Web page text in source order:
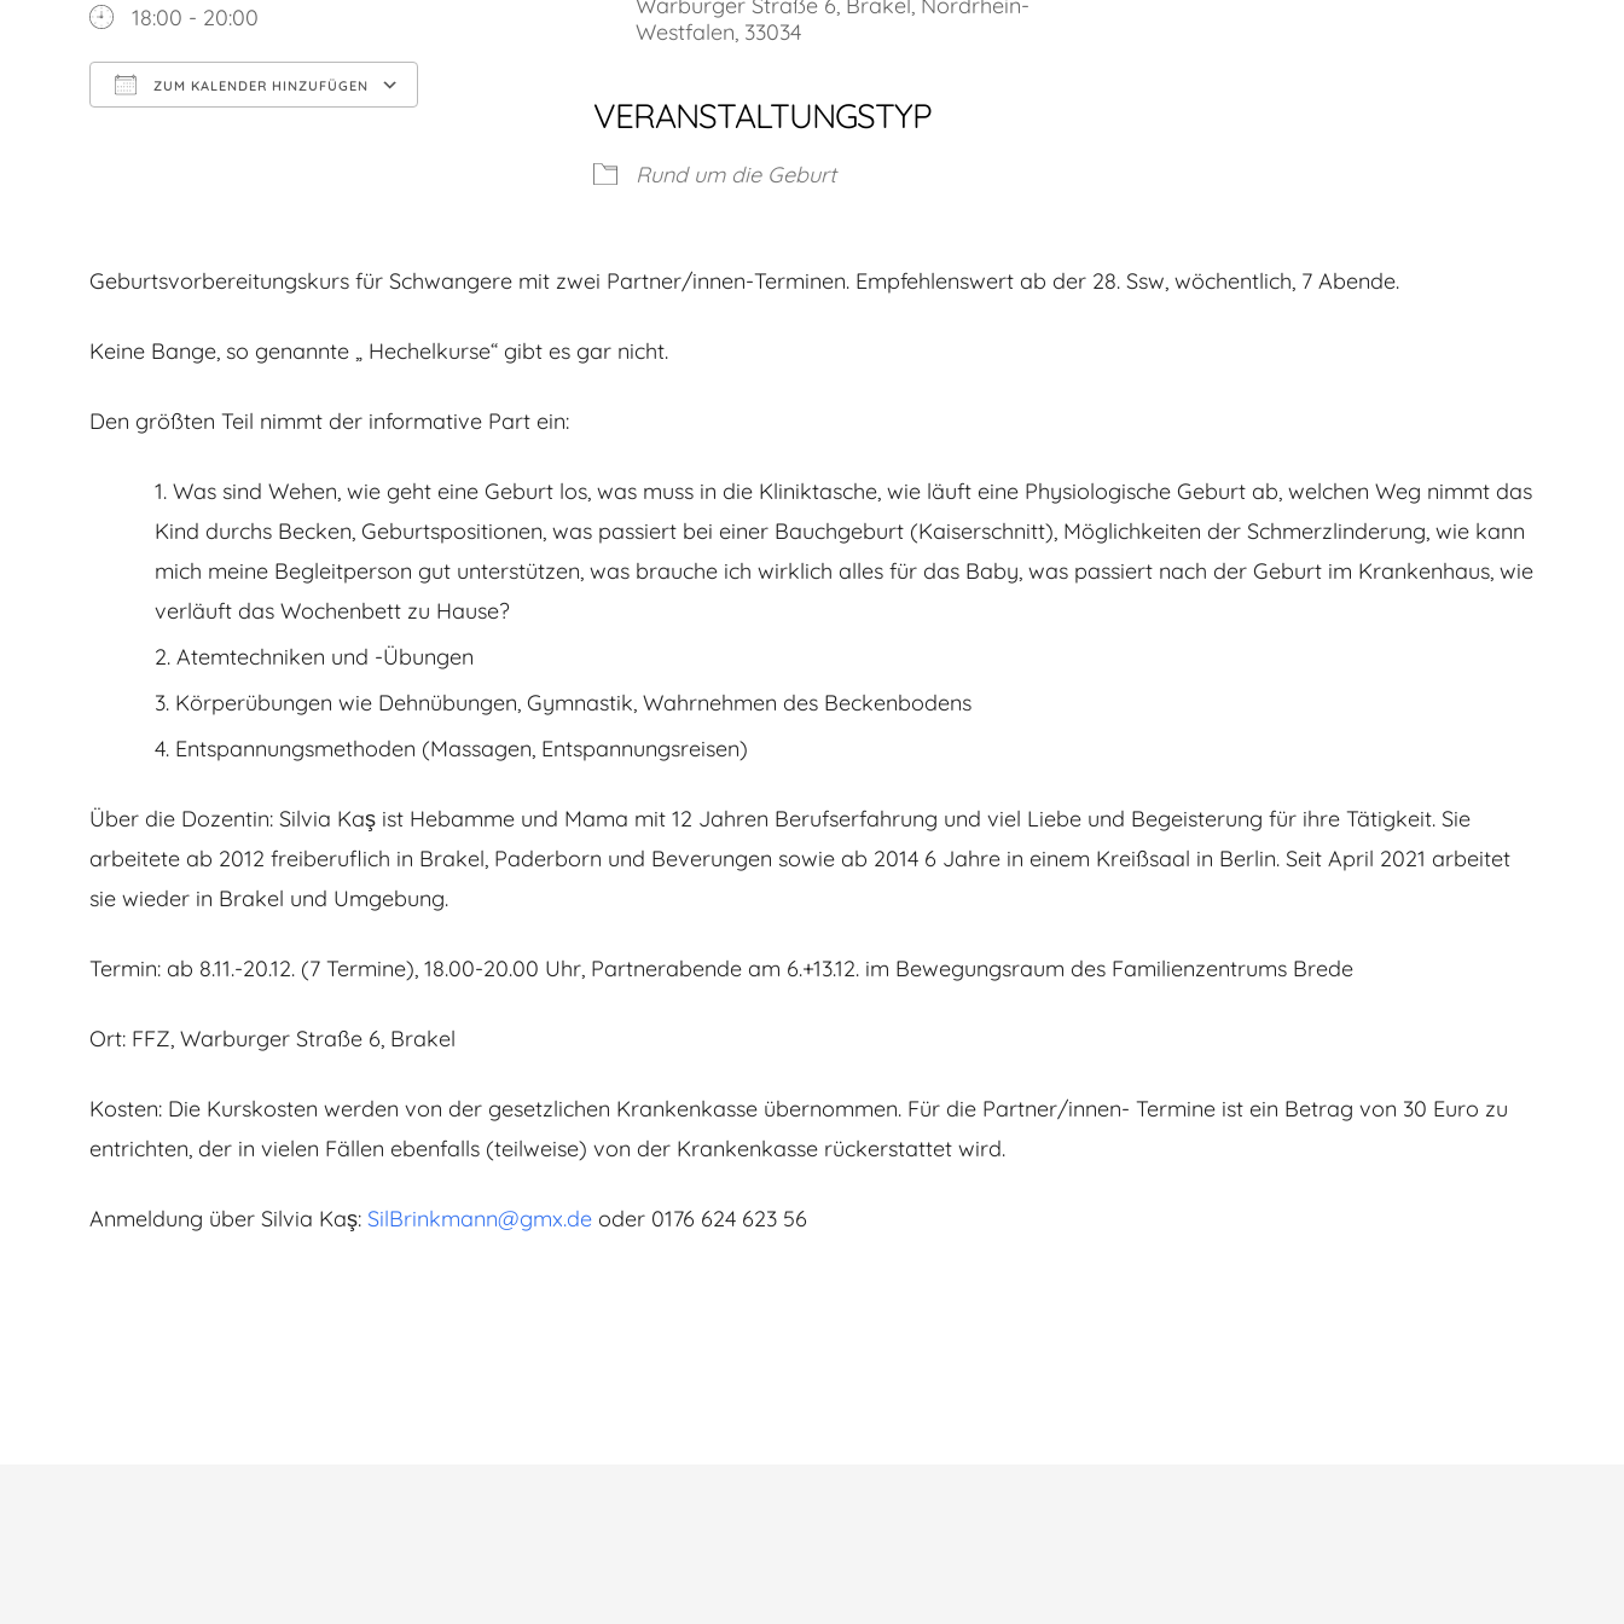
18:00 - 20:00
ZUM KALENDER HINZUFÜGEN
Westfalen, 33034
VERANSTALTUNGSTYP
Rund um die Geburt
Geburtsvorbereitungskurs für Schwangere mit zwei Partner/innen-Terminen. Empfehlenswert ab der 28. Ssw, wöchentlich, 7 Abende.
Keine Bange, so genannte „ Hechelkurse“ gibt es gar nicht.
Den größten Teil nimmt der informative Part ein:
Was sind Wehen, wie geht eine Geburt los, was muss in die Kliniktasche, wie läuft eine Physiologische Geburt ab, welchen Weg nimmt das
Kind durchs Becken, Geburtspositionen, was passiert bei einer Bauchgeburt (Kaiserschnitt), Möglichkeiten der Schmerzlinderung, wie kann
mich meine Begleitperson gut unterstützen, was brauche ich wirklich alles für das Baby, was passiert nach der Geburt im Krankenhaus, wie
verläuft das Wochenbett zu Hause?
Atemtechniken und -Übungen
Körperübungen wie Dehnübungen, Gymnastik, Wahrnehmen des Beckenbodens
Entspannungsmethoden (Massagen, Entspannungsreisen)
Über die Dozentin: Silvia Kaş ist Hebamme und Mama mit 12 Jahren Berufserfahrung und viel Liebe und Begeisterung für ihre Tätigkeit. Sie
arbeitete ab 2012 freiberuflich in Brakel, Paderborn und Beverungen sowie ab 2014 6 Jahre in einem Kreißsaal in Berlin. Seit April 2021 arbeitet
sie wieder in Brakel und Umgebung.
Termin: ab 8.11.-20.12. (7 Termine), 18.00-20.00 Uhr, Partnerabende am 6.+13.12. im Bewegungsraum des Familienzentrums Brede
Ort: FFZ, Warburger Straße 6, Brakel
Kosten: Die Kurskosten werden von der gesetzlichen Krankenkasse übernommen. Für die Partner/innen- Termine ist ein Betrag von 30 Euro zu
entrichten, der in vielen Fällen ebenfalls (teilweise) von der Krankenkasse rückerstattet wird.
Anmeldung über Silvia Kaş: SilBrinkmann@gmx.de oder 0176 624 623 56